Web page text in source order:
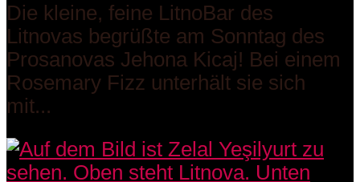
Die kleine, feine LitnoBar des
Litnovas begrüßte am Sonntag des
Prosanovas Jehona Kicaj! Bei einem
Rosemary Fizz unterhält sie sich
mit...